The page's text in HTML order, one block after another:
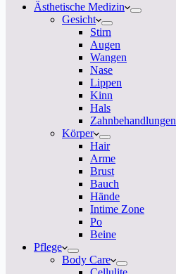
Ästhetische Medizin
Gesicht
Stirn
Augen
Wangen
Nase
Lippen
Kinn
Hals
Zahnbehandlungen
Körper
Hair
Arme
Brust
Bauch
Hände
Intime Zone
Po
Beine
Pflege
Body Care